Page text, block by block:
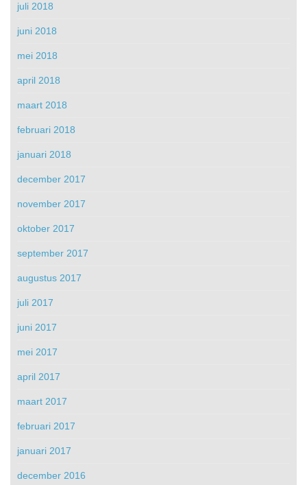
juli 2018
juni 2018
mei 2018
april 2018
maart 2018
februari 2018
januari 2018
december 2017
november 2017
oktober 2017
september 2017
augustus 2017
juli 2017
juni 2017
mei 2017
april 2017
maart 2017
februari 2017
januari 2017
december 2016